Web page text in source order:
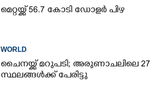
മെറ്റയ്ക്ക് 56.7 കോടി ഡോളർ പിഴ
WORLD
ചൈനയ്ക്ക് മറുപടി; അരുണാചലിലെ 27
സ്ഥലങ്ങൾക്ക് പേരിട്ടു